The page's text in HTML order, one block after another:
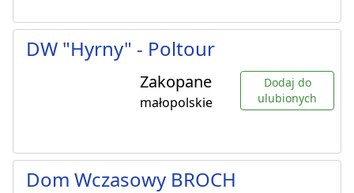
DW "Hyrny" - Poltour
Zakopane
małopolskie
Dodaj do
ulubionych
Dom Wczasowy BROCH